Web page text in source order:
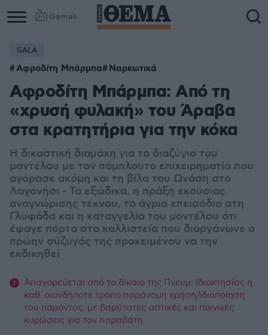
Games
GALA
Αφροδίτη Μπάρμπα Ναρκωτικά
Αφροδίτη Μπάρμπα: Από τη
«χρυσή φυλακή» του Άραβα
στα κρατητήρια για την κόκα
Η δικαστική διαμάχη για το διαζύγιο του
μοντέλου με τον πάμπλουτο επιχειρηματία που
αγόρασε ακόμη και τη βίλα του Ωνάση στο
Λαγονήσι - Τα εξώδικα, η πράξη εκούσιας
αναγνώρισης τέκνου, το άγριο επεισόδιο στη
Γλυφάδα και η καταγγελία του μοντέλου ότι
έφαγε πόρτα στα καλλιστεία που διοργάνωνε ο
πρώην σύζυγός της προκειμένου να την
εκδικηθεί
Απαγορεύεται από το δίκαιο της Πνευμ. Ιδιοκτησίας η
καθ΄οιονδήποτε τρόπο παράνομη χρήση/ιδιοποίηση
του παρόντος, με βαρύτατες αστικές και ποινικές
κυρώσεις για τον παραβάτη